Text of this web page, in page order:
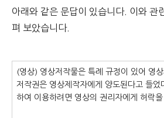
아래와 같은 문답이 있습니다. 이와 관
펴 보았습니다.
(영상) 영상저작물은 특례 규정이 있어 영
저작권은 영상제작자에게 양도된다고 들었
하여 이용하려면 영상의 권리자에게 허락